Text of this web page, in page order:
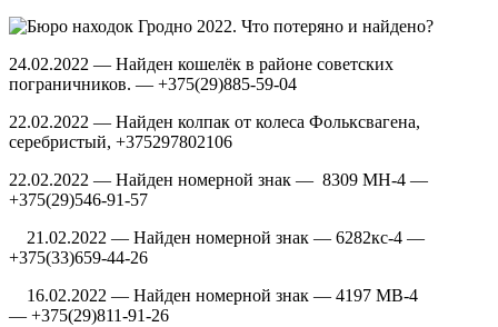
24.02.2022 — Найден кошелёк в районе советских
пограничников. — +375(29)885-59-04
22.02.2022 — Найден колпак от колеса Фольксвагена,
серебристый, +375297802106
22.02.2022 — Найден номерной знак — 8309 МН-4 —
+375(29)546-91-57
21.02.2022 — Найден номерной знак — 6282кс-4 —
+375(33)659-44-26
16.02.2022 — Найден номерной знак — 4197 МВ-4
— +375(29)811-91-26